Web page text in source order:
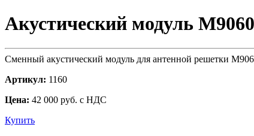
Акустический модуль М9060
Сменный акустический модуль для антенной решетки
Артикул: 1160
Цена: 42 000 руб. с НДС
Купить